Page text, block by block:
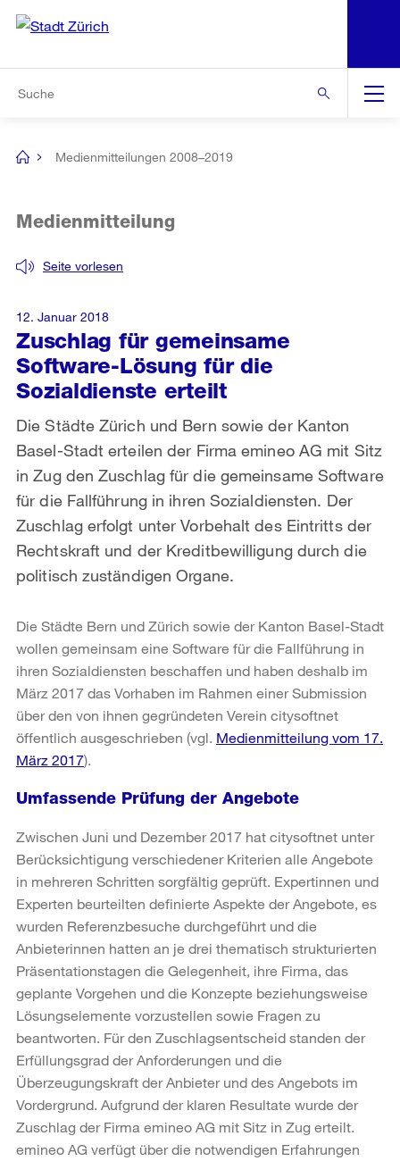
Navigation
[no
Medienmitteilungen 2008–2019
Zuschlag für gemeinsame
Software-Lösung für die
Sozialdienste erteilt
Seite vorlesen
Medienmitteilung
Die Städte Zürich und Bern sowie der Kanton
Basel-Stadt erteilen der Firma emineo AG mit Sitz
in Zug den Zuschlag für die gemeinsame Software
für die Fallführung in ihren Sozialdiensten. Der
Zuschlag erfolgt unter Vorbehalt des Eintritts der
Rechtskraft und der Kreditbewilligung durch die
politisch zuständigen Organe.
12. Januar 2018
Die Städte Bern und Zürich sowie der Kanton Basel-Stadt
wollen gemeinsam eine Software für die Fallführung in
ihren Sozialdiensten beschaffen und haben deshalb im
März 2017 das Vorhaben im Rahmen einer Submission
über den von ihnen gegründeten Verein citysoftnet
öffentlich ausgeschrieben (vgl. Medienmitteilung vom 17.
März 2017).
Umfassende Prüfung der Angebote
Zwischen Juni und Dezember 2017 hat citysoftnet unter
Berücksichtigung verschiedener Kriterien alle Angebote
in mehreren Schritten sorgfältig geprüft. Expertinnen und
Experten beurteilten definierte Aspekte der Angebote, es
wurden Referenzbesuche durchgeführt und die
Anbieterinnen hatten an je drei thematisch strukturierten
Präsentationstagen die Gelegenheit, ihre Firma, das
geplante Vorgehen und die Konzepte beziehungsweise
Lösungselemente vorzustellen sowie Fragen zu
beantworten. Für den Zuschlagsentscheid standen der
Erfüllungsgrad der Anforderungen und die
Überzeugungskraft der Anbieter und des Angebots im
Vordergrund. Aufgrund der klaren Resultate wurde der
Zuschlag der Firma emineo AG mit Sitz in Zug erteilt.
emineo AG verfügt über die notwendigen Erfahrungen